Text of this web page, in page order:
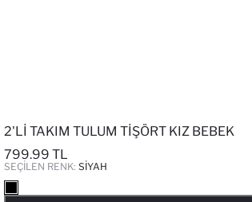
2'LI TAKIM TULUM TIŞÖRT KIZ BEBEK
799.99 TL
SEÇILEN RENK: SIYAH